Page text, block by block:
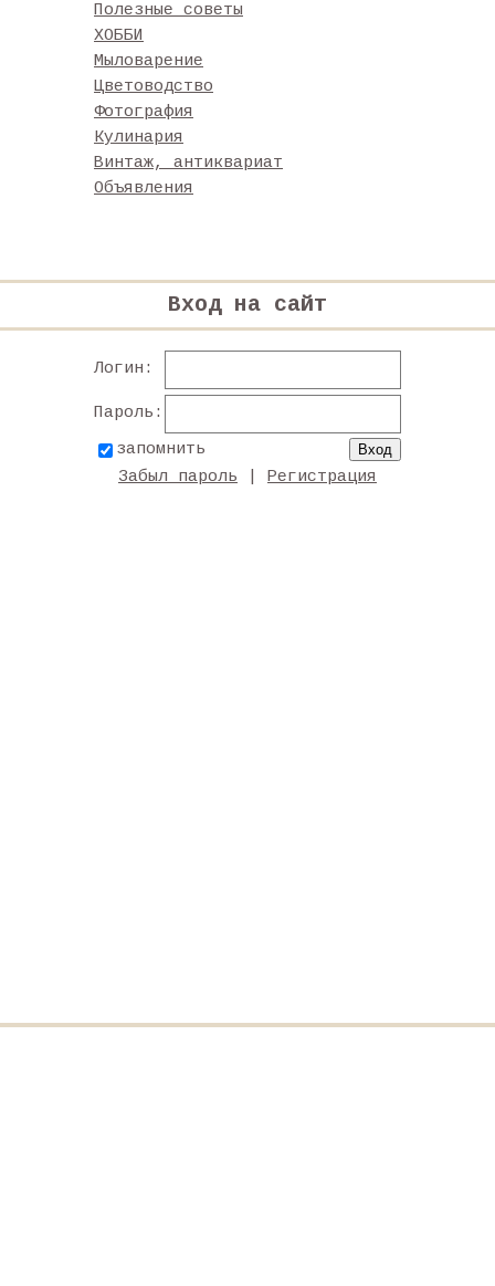
Полезные советы
ХОББИ
Мыловарение
Цветоводство
Фотография
Кулинария
Винтаж, антиквариат
Объявления
Вход на сайт
Логин:
Пароль:
запомнить
Забыл пароль
Регистрация